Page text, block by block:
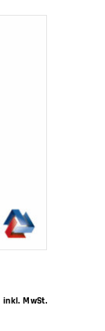
inkl. MwSt.